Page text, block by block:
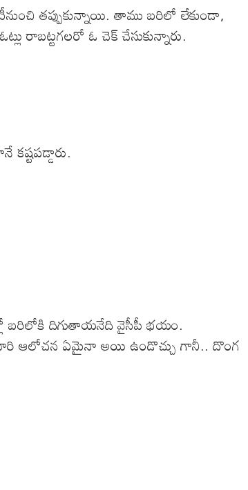
తప్పుకున్నాయి. తాము బరిలో లేకుండా,
రాబట్టగలరో ఓ చెక్ చేసుకున్నారు.
బరిలోకి దిగుతాయనేది వైసీపీ భయం.
వారి ఆలోచన ఏమైనా అయి ఉండొచ్చు గానీ.. దొంగ